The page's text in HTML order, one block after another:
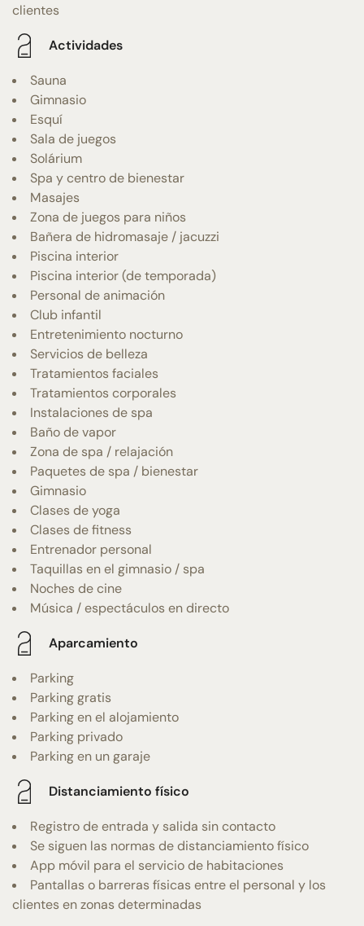
clientes
Actividades
Sauna
Gimnasio
Esquí
Sala de juegos
Solárium
Spa y centro de bienestar
Masajes
Zona de juegos para niños
Bañera de hidromasaje / jacuzzi
Piscina interior
Piscina interior (de temporada)
Personal de animación
Club infantil
Entretenimiento nocturno
Servicios de belleza
Tratamientos faciales
Tratamientos corporales
Instalaciones de spa
Baño de vapor
Zona de spa / relajación
Paquetes de spa / bienestar
Gimnasio
Clases de yoga
Clases de fitness
Entrenador personal
Taquillas en el gimnasio / spa
Noches de cine
Música / espectáculos en directo
Aparcamiento
Parking
Parking gratis
Parking en el alojamiento
Parking privado
Parking en un garaje
Distanciamiento físico
Registro de entrada y salida sin contacto
Se siguen las normas de distanciamiento físico
App móvil para el servicio de habitaciones
Pantallas o barreras físicas entre el personal y los
clientes en zonas determinadas